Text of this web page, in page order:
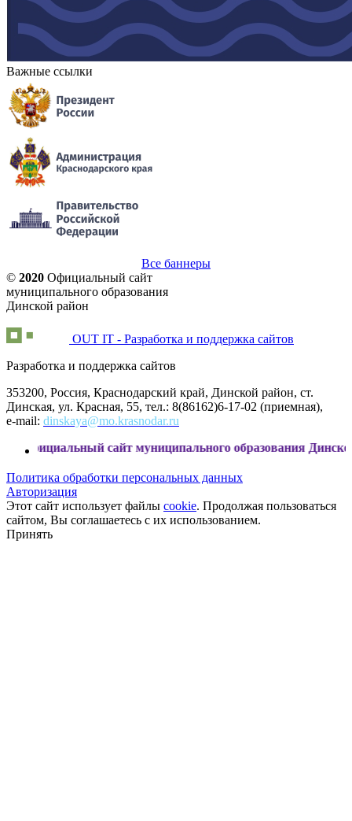
Важные ссылки
Все баннеры
© 2020 Официальный сайт
муниципального образования
Динской район
OUT IT - Разработка и поддержка сайтов
Разработка и поддержка сайтов
353200, Россия, Краснодарский край, Динской район, ст.
Динская, ул. Красная, 55, тел.: 8(86162)6-17-02 (приемная),
e-mail: dinskaya@mo.krasnodar.ru
сайт муниципального образования Динской район
Политика обработки персональных данных
Авторизация
Этот сайт использует файлы cookie. Продолжая пользоваться
сайтом, Вы соглашаетесь с их использованием.
Принять